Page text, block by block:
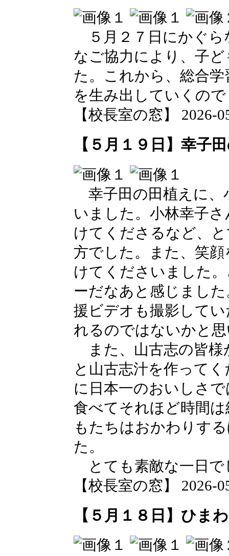
５月２７日にかぐら
なご協力により、子
た。これから、総合
を生み出していくの
【校長室の窓】 2026-
【５月１９日】幸子
幸子田の田植えに、
いました。小林幸子
けてくださるなど、
方でした。また、笑
けてくださいました
ーだなあと感じまし
援ビデオも撮影して
れるのではないかと
また、山古志の皆様
と山古志汁を作って
に日本一のおいしさ
食べてそれほど時間
もたちはおかわりす
た。
とても素敵な一日で
【校長室の窓】 2026-
【５月１８日】ひま